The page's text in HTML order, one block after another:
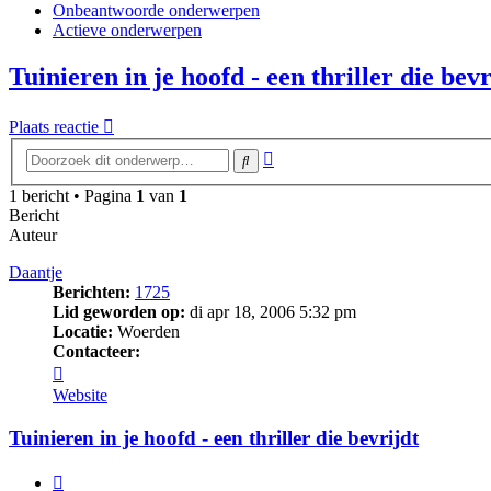
Onbeantwoorde onderwerpen
Actieve onderwerpen
Tuinieren in je hoofd - een thriller die
Plaats reactie
Zoek
1 bericht • Pagina 1 van 1
Bericht
Auteur
Daantje
Berichten: 1725
Lid geworden op: di apr 18, 2006 5:32 pm
Locatie: Woerden
Contacteer:
Daantje
Website
Tuinieren in je hoofd - een thriller die bevrijdt